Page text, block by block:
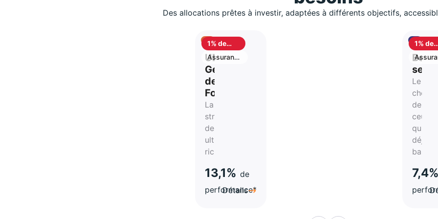
Des allocations prêtes à investir, adaptées à différents objectifs,
1% de
cashback
Assurance
vie
UBS
Gestion
de
Fortune
La
stratégie
des
ultra-
riches
13,1% de
performance*
Détails
1% de
vie
Best-
seller
Le
choix
de
ceux
qui ont
déjà
basculé
7,4%